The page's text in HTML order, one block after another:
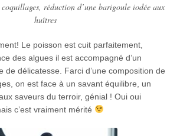
réduction d’une barigoule iodée aux
huîtres
Le poisson est cuit parfaitement,
des algues il est accompagné d’un
de délicatesse. Farci d’une composition de
on est face à un savant équilibre, un
saveurs du terroir, génial ! Oui oui
c’est vraiment mérité